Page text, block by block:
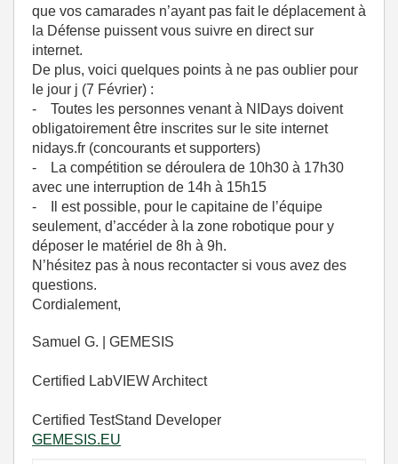
que vos camarades n’ayant pas fait le déplacement à
la Défense puissent vous suivre en direct sur
internet.
De plus, voici quelques points à ne pas oublier pour
le jour j (7 Février) :
- Toutes les personnes venant à NIDays doivent
obligatoirement être inscrites sur le site internet
nidays.fr (concourants et supporters)
- La compétition se déroulera de 10h30 à 17h30
avec une interruption de 14h à 15h15
- Il est possible, pour le capitaine de l’équipe
seulement, d’accéder à la zone robotique pour y
déposer le matériel de 8h à 9h.
N’hésitez pas à nous recontacter si vous avez des
questions.
Cordialement,
Samuel G. | GEMESIS
Certified LabVIEW Architect
Certified TestStand Developer
GEMESIS.EU